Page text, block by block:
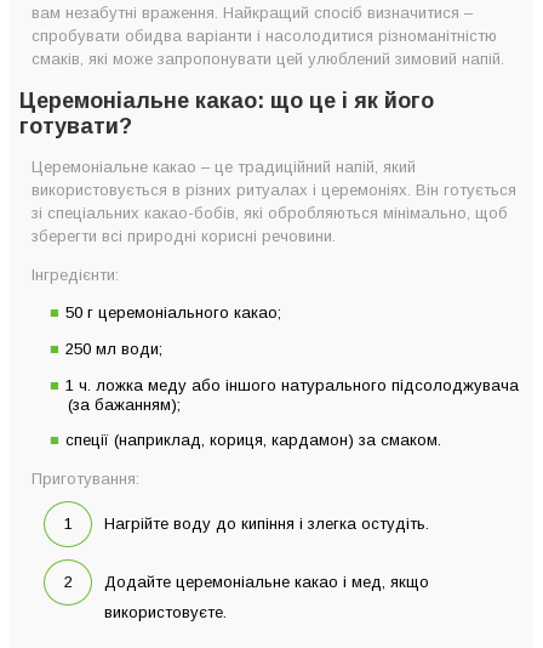
вам незабутні враження. Найкращий спосіб визначитися –
спробувати обидва варіанти і насолодитися різноманітністю
смаків, які може запропонувати цей улюблений зимовий напій.
Церемоніальне какао: що це і як його
готувати?
Церемоніальне какао – це традиційний напій, який
використовується в різних ритуалах і церемоніях. Він готується
зі спеціальних какао-бобів, які обробляються мінімально, щоб
зберегти всі природні корисні речовини.
Інгредієнти:
50 г церемоніального какао;
250 мл води;
1 ч. ложка меду або іншого натурального підсолоджувача
(за бажанням);
спеції (наприклад, кориця, кардамон) за смаком.
Приготування:
Нагрійте воду до кипіння і злегка остудіть.
Додайте церемоніальне какао і мед, якщо
використовуєте.